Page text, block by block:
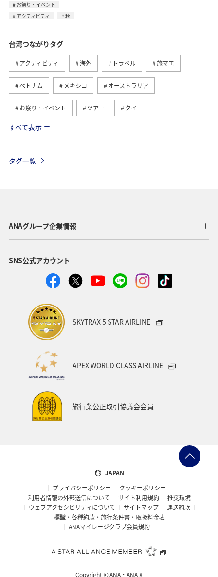
お祭り・イベント
アクティビティ
秋
台湾つながりタグ
アクティビティ 海外 トラベル 旅マエ
ベトナム メキシコ オーストラリア
お祭り・イベント ツアー タイ
アメリカ
アメリカ・カナダ・中南米 スウェーデン スペイン
インドネシア
すべて表示
タグ一覧
ANAグループ企業情報
SNS公式アカウント
SKYTRAX 5 STAR AIRLINE
APEX WORLD CLASS AIRLINE
旅行業公正取引協議会会員
JAPAN
プライバシーポリシー
クッキーポリシー
利用者情報の外部送信について
サイト利用規約
推奨環境
ウェブアクセシビリティについて
サイトマップ
運送約款
標識・各種約款・旅行条件書・取扱料金表
ANAマイレージクラブ会員規約
Copyright ©ANA・ANA X